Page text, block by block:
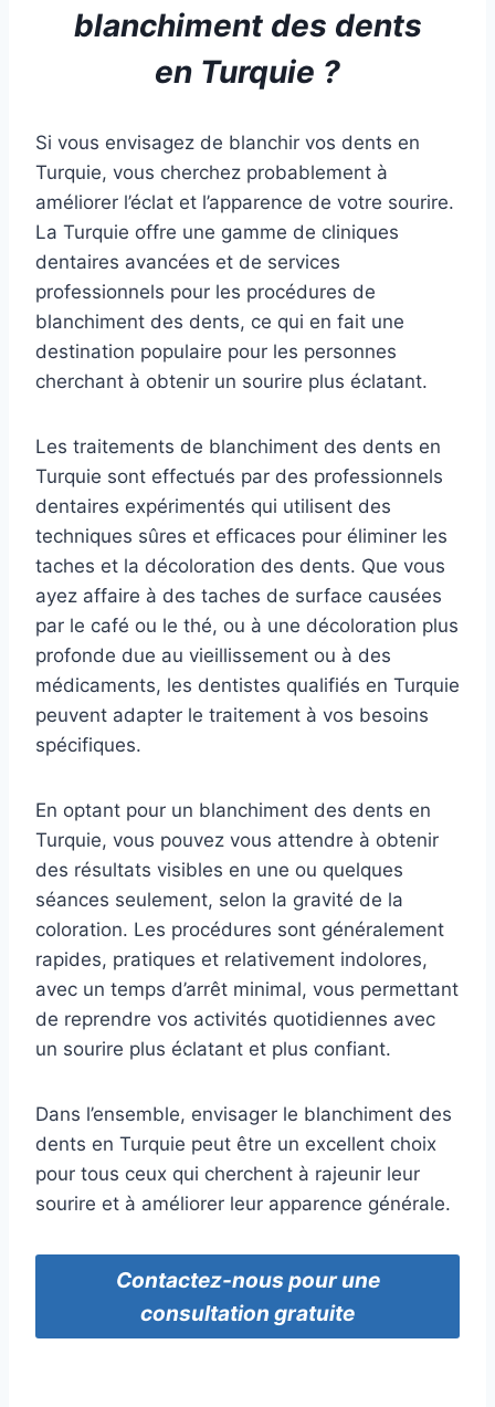
blanchiment des dents
en Turquie ?
Si vous envisagez de blanchir vos dents en
Turquie, vous cherchez probablement à
améliorer l’éclat et l’apparence de votre sourire.
La Turquie offre une gamme de cliniques
dentaires avancées et de services
professionnels pour les procédures de
blanchiment des dents, ce qui en fait une
destination populaire pour les personnes
cherchant à obtenir un sourire plus éclatant.
Les traitements de blanchiment des dents en
Turquie sont effectués par des professionnels
dentaires expérimentés qui utilisent des
techniques sûres et efficaces pour éliminer les
taches et la décoloration des dents. Que vous
ayez affaire à des taches de surface causées
par le café ou le thé, ou à une décoloration plus
profonde due au vieillissement ou à des
médicaments, les dentistes qualifiés en Turquie
peuvent adapter le traitement à vos besoins
spécifiques.
En optant pour un blanchiment des dents en
Turquie, vous pouvez vous attendre à obtenir
des résultats visibles en une ou quelques
séances seulement, selon la gravité de la
coloration. Les procédures sont généralement
rapides, pratiques et relativement indolores,
avec un temps d’arrêt minimal, vous permettant
de reprendre vos activités quotidiennes avec
un sourire plus éclatant et plus confiant.
Dans l’ensemble, envisager le blanchiment des
dents en Turquie peut être un excellent choix
pour tous ceux qui cherchent à rajeunir leur
sourire et à améliorer leur apparence générale.
Contactez-nous pour une
consultation gratuite